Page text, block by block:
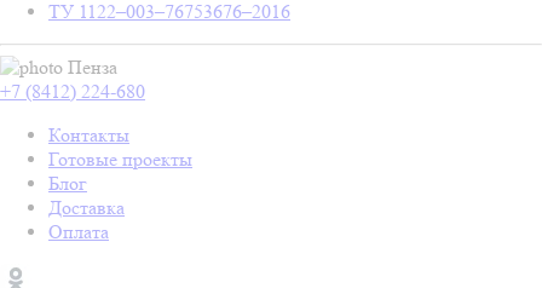
ТУ 1122–003–76753676–2016
Пенза
+7 (8412) 224-680
Контакты
Готовые проекты
Блог
Доставка
Оплата